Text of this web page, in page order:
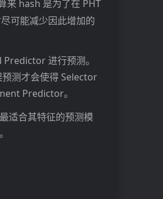
来 hash 是为了在 PHT
可能减少因此增加的
进行预测。
测才会使得 Selector
Predictor。
适合其特征的预测模